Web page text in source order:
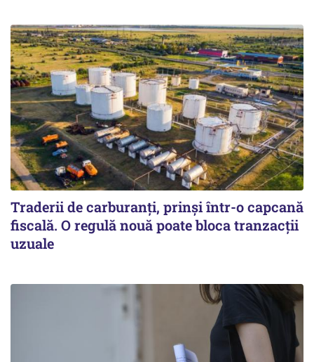
Traderii de carburanți, prinși într-o capcană
fiscală. O regulă nouă poate bloca tranzacții
uzuale